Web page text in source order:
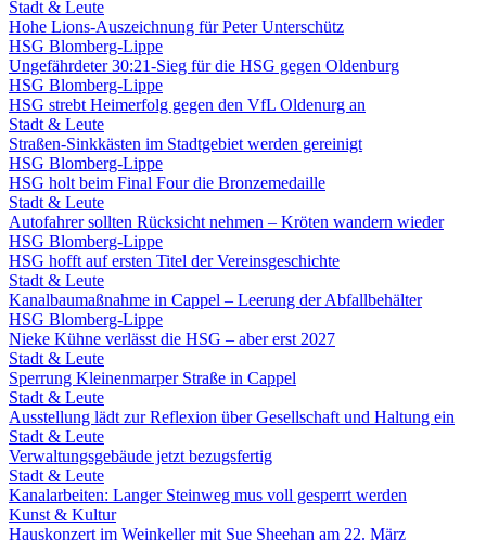
Stadt & Leute
Hohe Lions-Auszeichnung für Peter Unterschütz
HSG Blomberg-Lippe
Ungefährdeter 30:21-Sieg für die HSG gegen Oldenburg
HSG Blomberg-Lippe
HSG strebt Heimerfolg gegen den VfL Oldenurg an
Stadt & Leute
Straßen-Sinkkästen im Stadtgebiet werden gereinigt
HSG Blomberg-Lippe
HSG holt beim Final Four die Bronzemedaille
Stadt & Leute
Autofahrer sollten Rücksicht nehmen – Kröten wandern wieder
HSG Blomberg-Lippe
HSG hofft auf ersten Titel der Vereinsgeschichte
Stadt & Leute
Kanalbaumaßnahme in Cappel – Leerung der Abfallbehälter
HSG Blomberg-Lippe
Nieke Kühne verlässt die HSG – aber erst 2027
Stadt & Leute
Sperrung Kleinenmarper Straße in Cappel
Stadt & Leute
Ausstellung lädt zur Reflexion über Gesellschaft und Haltung ein
Stadt & Leute
Verwaltungsgebäude jetzt bezugsfertig
Stadt & Leute
Kanalarbeiten: Langer Steinweg mus voll gesperrt werden
Kunst & Kultur
Hauskonzert im Weinkeller mit Sue Sheehan am 22. März